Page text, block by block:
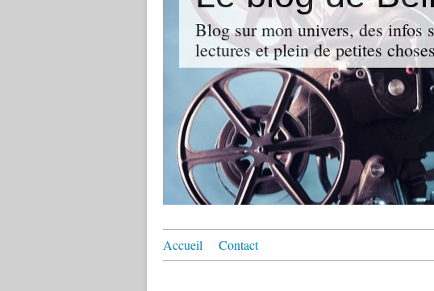
Blog sur mon univers, des infos
lectures et plein de petites
Accueil Contact